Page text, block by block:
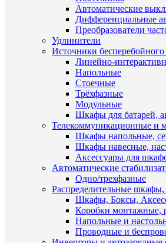
Автоматические
Дифференциальные
Преобразователи
Удлинители
Источники
Линейно-
Напольные
Стоечные
Трёхфазные
Модульные
Шкафы для батарей,
Телекоммуникационные и
Шкафы напольные,
Шкафы навесные,
Аксессуары для
Автоматические
Одно/трехфазные
Распределительные
Шкафы, Боксы,
Коробки монтажные,
Напольные и
Проводные и